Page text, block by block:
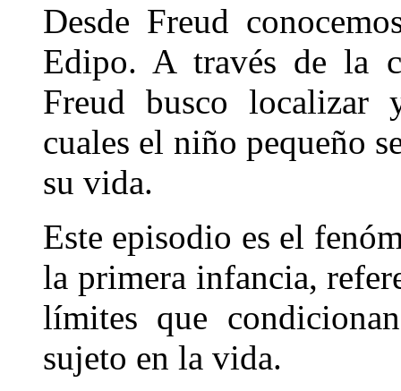
Desde Freud
Edipo. A través de la
Freud busco localizar
cuales el niño pequeño
su vida.
Este episodio es el
la primera infancia,
límites que
sujeto en la vida.